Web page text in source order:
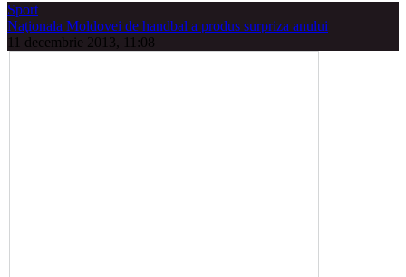
Sport
Naţionala Moldovei de handbal a produs surpriza anului
11 decembrie 2013, 11:08